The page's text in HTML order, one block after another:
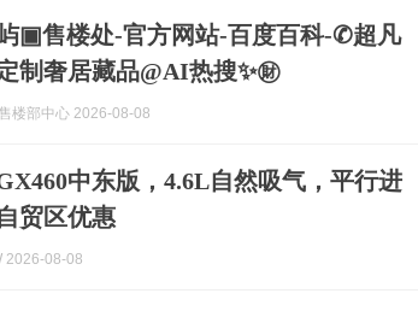
▣售楼处-官方网站-百度百科-✆超凡
制奢居藏品@AI热搜✨㊖
楼部中心 2026-08-08
中东版，4.6L自然吸气，平行进
贸区优惠
2026-08-08